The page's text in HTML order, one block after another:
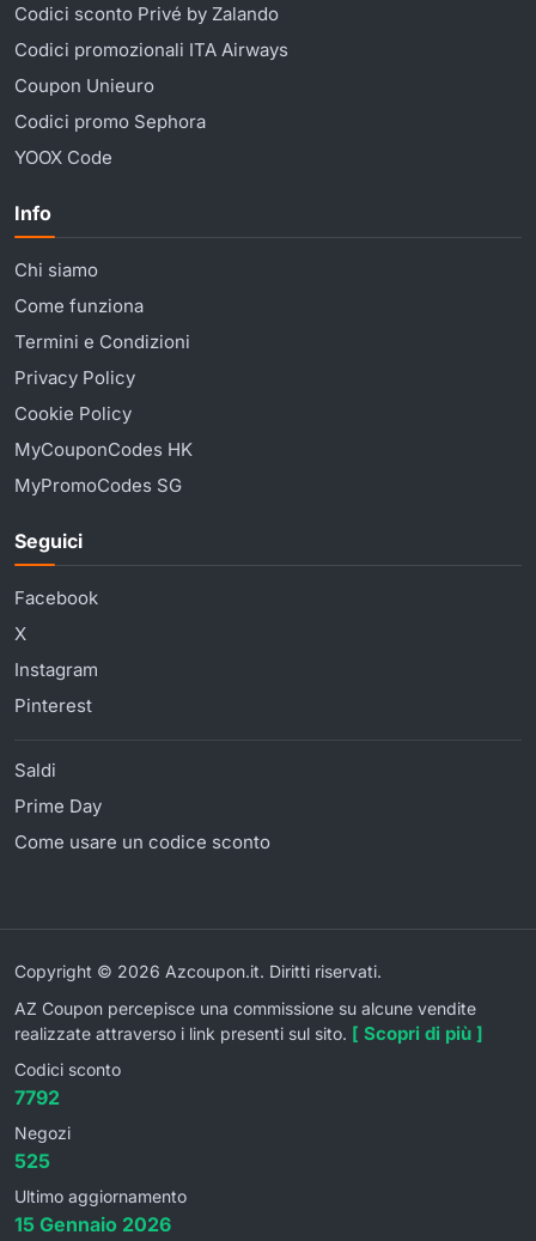
Codici sconto Privé by Zalando
Codici promozionali ITA Airways
Coupon Unieuro
Codici promo Sephora
YOOX Code
Info
Chi siamo
Come funziona
Termini e Condizioni
Privacy Policy
Cookie Policy
MyCouponCodes HK
MyPromoCodes SG
Seguici
Facebook
X
Instagram
Pinterest
Saldi
Prime Day
Come usare un codice sconto
Copyright © 2026 Azcoupon.it. Diritti riservati.
AZ Coupon percepisce una commissione su alcune vendite
realizzate attraverso i link presenti sul sito. [ Scopri di più ]
Codici sconto
7792
Negozi
525
Ultimo aggiornamento
15 Gennaio 2026